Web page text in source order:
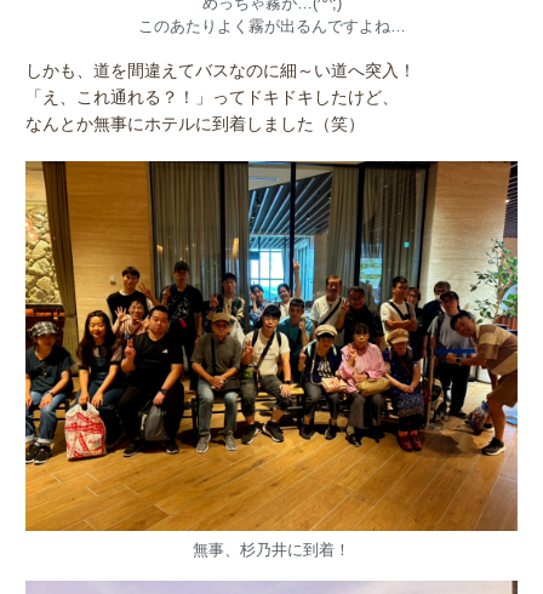
このあたりよく霧が出るんですよね…
しかも、道を間違えてバスなのに細～い道へ突入！
「え、これ通れる？！」ってドキドキしたけど、
なんとか無事にホテルに到着しました（笑）
無事、杉乃井に到着！